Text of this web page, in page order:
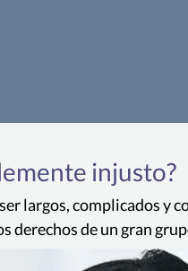
injusto?
largos, complicados y
derechos de un gran